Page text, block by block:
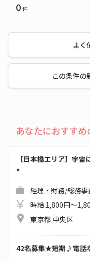
0件
よく
この条件の
あなたにおすす
【日本橋エリア】宇
*
経理・財務/総務事
時給 1,800円～
東京都 中央区
42名募集★短期♪電話